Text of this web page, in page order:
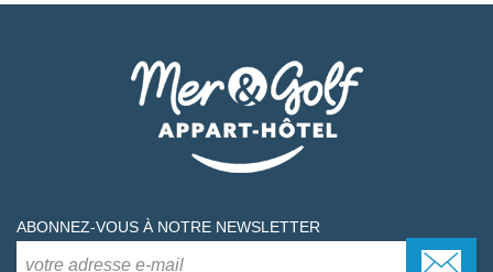
ABONNEZ-VOUS À NOTRE NEWSLETTER